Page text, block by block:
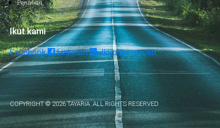
Penafian
Ikut kami
Facebook Linkedin Jki-phone-solid
COPYRIGHT © 2026 TAYARIA. ALL RIGHTS RESERVED